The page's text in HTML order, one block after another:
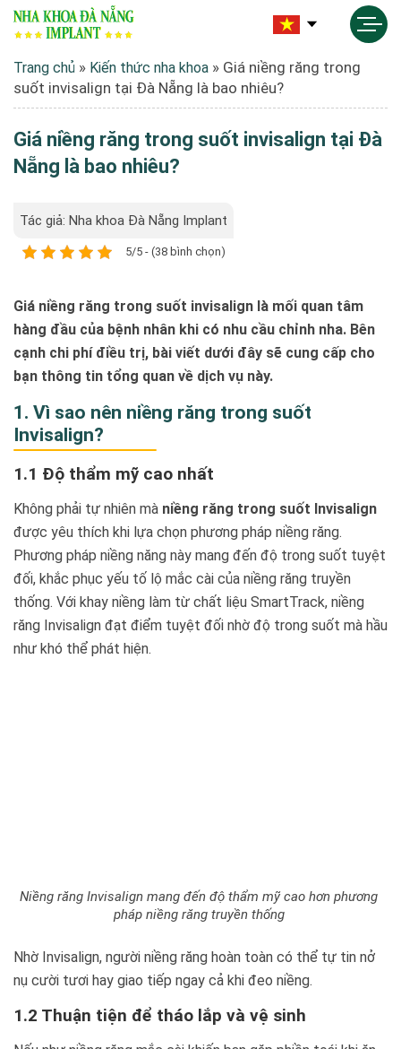
Trang chủ » Kiến thức nha khoa » Giá niềng răng trong
suốt invisalign tại Đà Nẵng là bao nhiêu?
Giá niềng răng trong suốt invisalign tại Đà
Nẵng là bao nhiêu?
Tác giả: Nha khoa Đà Nẵng Implant
5/5 - (38 bình chọn)
Giá niềng răng trong suốt invisalign là mối quan tâm
hàng đầu của bệnh nhân khi có nhu cầu chỉnh nha. Bên
cạnh chi phí điều trị, bài viết dưới đây sẽ cung cấp cho
bạn thông tin tổng quan về dịch vụ này.
1. Vì sao nên niềng răng trong suốt
Invisalign?
1.1 Độ thẩm mỹ cao nhất
Không phải tự nhiên mà niềng răng trong suốt Invisalign
được yêu thích khi lựa chọn phương pháp niềng răng.
Phương pháp niềng năng này mang đến độ trong suốt tuyệt
đối, khắc phục yếu tố lộ mắc cài của niềng răng truyền
thống. Với khay niềng làm từ chất liệu SmartTrack, niềng
răng Invisalign đạt điểm tuyệt đối nhờ độ trong suốt mà hầu
như khó thể phát hiện.
Niềng răng Invisalign mang đến độ thẩm mỹ cao hơn phương
pháp niềng răng truyền thống
Nhờ Invisalign, người niềng răng hoàn toàn có thể tự tin nở
nụ cười tươi hay giao tiếp ngay cả khi đeo niềng.
1.2 Thuận tiện để tháo lắp và vệ sinh